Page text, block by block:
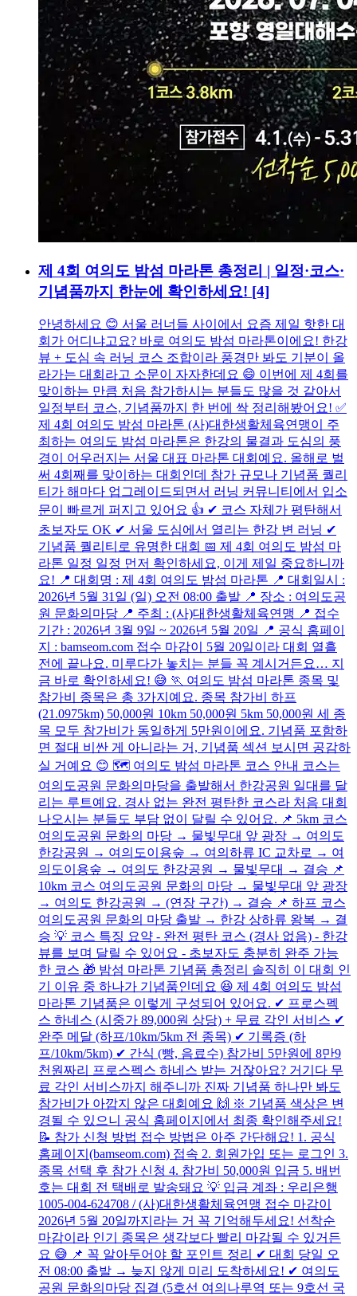
제 4회 여의도 밤섬 마라톤 총정리 | 일정·코스·
기념품까지 한눈에 확인하세요! [4]
안녕하세요 😊 서울 러너들 사이에서 요즘 제일 핫한 대
회가 어디냐고요? 바로 여의도 밤섬 마라톤이에요! 한강
뷰 + 도심 속 러닝 코스 조합이라 풍경만 봐도 기분이 올
라가는 대회라고 소문이 자자한데요 😄 이번에 제 4회를
맞이하는 만큼 처음 참가하시는 분들도 많을 것 같아서
일정부터 코스, 기념품까지 한 번에 싹 정리해봤어요! ✅
제 4회 여의도 밤섬 마라톤 (사)대한생활체육연맹이 주
최하는 여의도 밤섬 마라톤은 한강의 물결과 도심의 풍
경이 어우러지는 서울 대표 마라톤 대회예요. 올해로 벌
써 4회째를 맞이하는 대회인데 참가 규모나 기념품 퀄리
티가 해마다 업그레이드되면서 러닝 커뮤니티에서 입소
문이 빠르게 퍼지고 있어요 👍 ✔ 코스 자체가 평탄해서
초보자도 OK ✔ 서울 도심에서 열리는 한강 변 러닝 ✔
기념품 퀄리티로 유명한 대회 📅 제 4회 여의도 밤섬 마
라톤 일정 일정 먼저 확인하세요, 이게 제일 중요하니까
요! 📍 대회명 : 제 4회 여의도 밤섬 마라톤 📍 대회일시 :
2026년 5월 31일 (일) 오전 08:00 출발 📍 장소 : 여의도공
원 문화의마당 📍 주최 : (사)대한생활체육연맹 📍 접수
기간 : 2026년 3월 9일 ~ 2026년 5월 20일 📍 공식 홈페이
지 : bamseom.com 접수 마감이 5월 20일이라 대회 열흘
전에 끝나요. 미루다가 놓치는 분들 꼭 계시거든요… 지
금 바로 확인하세요! 😅 🏃 여의도 밤섬 마라톤 종목 및
참가비 종목은 총 3가지예요. 종목 참가비 하프
(21.0975km) 50,000원 10km 50,000원 5km 50,000원 세 종
목 모두 참가비가 동일하게 5만원이에요. 기념품 포함하
면 절대 비싼 게 아니라는 거, 기념품 섹션 보시면 공감하
실 거예요 😊 🗺 여의도 밤섬 마라톤 코스 안내 코스는
여의도공원 문화의마당을 출발해서 한강공원 일대를 달
리는 루트예요. 경사 없는 완전 평탄한 코스라 처음 대회
나오시는 분들도 부담 없이 달릴 수 있어요. 📌 5km 코스
여의도공원 문화의 마당 → 물빛무대 앞 광장 → 여의도
한강공원 → 여의도이용숲 → 여의하류 IC 교차로 → 여
의도이용숲 → 여의도 한강공원 → 물빛무대 → 결승 📌
10km 코스 여의도공원 문화의 마당 → 물빛무대 앞 광장
→ 여의도 한강공원 → (연장 구간) → 결승 📌 하프 코스
여의도공원 문화의 마당 출발 → 한강 상하류 왕복 → 결
승 💡 코스 특징 요약 - 완전 평탄 코스 (경사 없음) - 한강
뷰를 보며 달릴 수 있어요 - 초보자도 충분히 완주 가능
한 코스 🎁 밤섬 마라톤 기념품 총정리 솔직히 이 대회 인
기 이유 중 하나가 기념품인데요 😆 제 4회 여의도 밤섬
마라톤 기념품은 이렇게 구성되어 있어요. ✔ 프로스펙
스 하네스 (시중가 89,000원 상당) + 무료 각인 서비스 ✔
완주 메달 (하프/10km/5km 전 종목) ✔ 기록증 (하
프/10km/5km) ✔ 간식 (빵, 음료수) 참가비 5만원에 8만9
천원짜리 프로스펙스 하네스 받는 거잖아요? 거기다 무
료 각인 서비스까지 해주니까 진짜 기념품 하나만 봐도
참가비가 아깝지 않은 대회예요 🙌 ※ 기념품 색상은 변
경될 수 있으니 공식 홈페이지에서 최종 확인해주세요!
📝 참가 신청 방법 접수 방법은 아주 간단해요! 1. 공식
홈페이지(bamseom.com) 접속 2. 회원가입 또는 로그인 3.
종목 선택 후 참가 신청 4. 참가비 50,000원 입금 5. 배번
호는 대회 전 택배로 발송돼요 💡 입금 계좌 : 우리은행
1005-004-624708 / (사)대한생활체육연맹 접수 마감이
2026년 5월 20일까지라는 거 꼭 기억해두세요! 선착순
마감이라 인기 종목은 생각보다 빨리 마감될 수 있거든
요 😅 📌 꼭 알아두어야 할 포인트 정리 ✔ 대회 당일 오
전 08:00 출발 → 늦지 않게 미리 도착하세요! ✔ 여의도
공원 문화의마당 집결 (5호선 여의나루역 또는 9호선 국